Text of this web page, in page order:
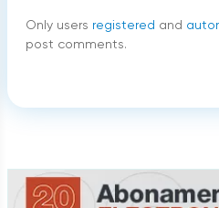
Only users registered and
post comments.